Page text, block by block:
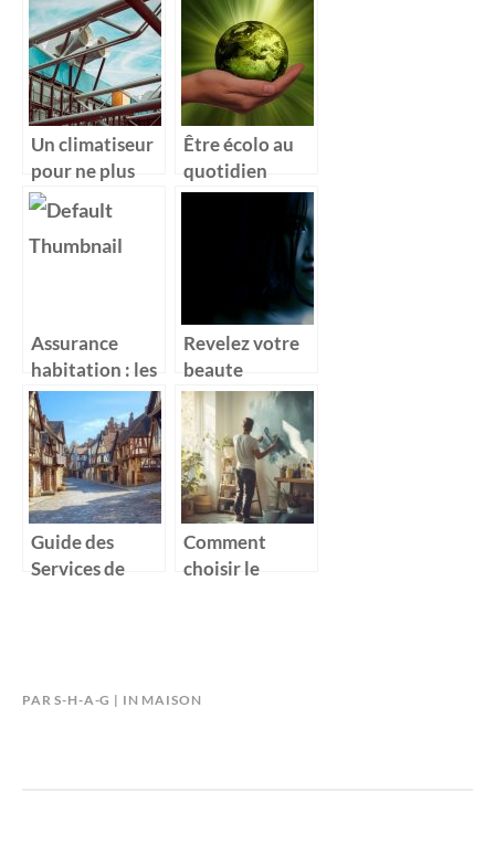
construction
de votre
maison ?
adapté pour un
excellent
ajustement de
toutes surfaces
Un climatiseur
pour ne plus
craindre la
chaleur
Être écolo au
quotidien
Assurance
habitation : les
informations
essentielles à
découvrir
Revelez votre
beaute
interieure :
L’impact positif
des blogs
maquillage sur
votre confiance
en vous
Guide des
Services de
Comment
choisir le
rénovation
PARS-H-A-G IN MAISON